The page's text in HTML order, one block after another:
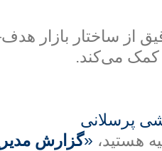
از ساختار بازار
کمک می‌کند.
هستید، «گزارش